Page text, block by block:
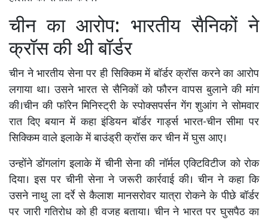
चीन का आरोप: भारतीय सैनिकों ने
क्रॉस की थी बॉर्डर
चीन ने भारतीय सेना पर ही सिक्किम में बॉर्डर क्रॉस करने का आरोप
लगाया था। उसने भारत से सैनिकों को फौरन वापस बुलाने की मांग
की।चीन की फॉरेन मिनिस्ट्री के स्पोक्सपर्सन गेंग शुआंग ने सोमवार
रात दिए बयान में कहा इंडियन बॉर्डर गार्ड्स भारत-चीन सीमा पर
सिक्किम वाले इलाके में बाउंड्री क्रॉस कर चीन में घुस आए।
उन्होंने डोंगलांग इलाके में चीनी सेना की नॉर्मल एक्टिविटीज को रोक
दिया। इस पर चीनी सेना ने जरूरी कार्रवाई की। चीन ने कहा कि
उसने नाथु ला दर्रे से कैलाश मानसरोवर यात्रा रोकने के पीछे बॉर्डर
पर जारी गतिरोध को ही वजह बताया। चीन ने भारत पर घुसपैठ का